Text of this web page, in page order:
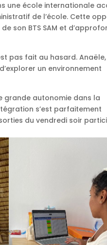
une école internationale
de l’école. Cette
son BTS SAM et
pas fait au hasard.
un environnement
grande autonomie dans la
s’est parfaitement
du vendredi soir